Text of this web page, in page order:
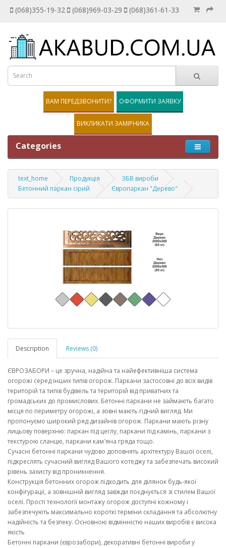
(068)355-19-32 (068)969-03-29 (068)361-61-33
ВАМ ПЕРЕДЗВОНИТИ? ОФОРМИТИ ЗАЯВКУ
ВИКЛИКАТИ ЗАМІРНИКА
Categories
text_home Продукція
ЗБВ вироби
Бетонний паркан сірий
Європаркан "Дерево"
Description Reviews (0)
ЄВРОЗАБОРИ – це зручна, надійна та найефективніша система
огорожі серед інших типів огорож. Паркани застосовні до всіх видів
територій та типів будівель та територій від приватних та
громадських до промислових. Бетонні паркани не займають багато
місця по периметру огорожі, а зовні мають гідний вигляд. Ми
пропонуємо широкий ряд дизайнів огорож. Паркани мають різну
лицьову поверхню: паркан під цеглу, паркани під камінь, паркани з
текстурою сланцю, паркани кам'яна гряда тощо.
Сучасні бетонні паркани чудово доповнять архітектуру Вашої оселі,
підкреслять сучасний вигляд Вашого котеджу та забезпечать високий
рівень захисту від проникнення.
Конструкція бетонних огорож підходить для ділянок будь-якої
конфігурації, а зовнішній вигляд завжди поєднується зі стилем Вашої
оселі. Прості технології монтажу огорож доступні кожному і
забезпечують максимально короткі терміни складання та абсолютну
надійність та безпеку. Основною відмінністю наших виробів є висока
якість
Бетонні паркани (єврозабори), декоративні бетонні вироби у